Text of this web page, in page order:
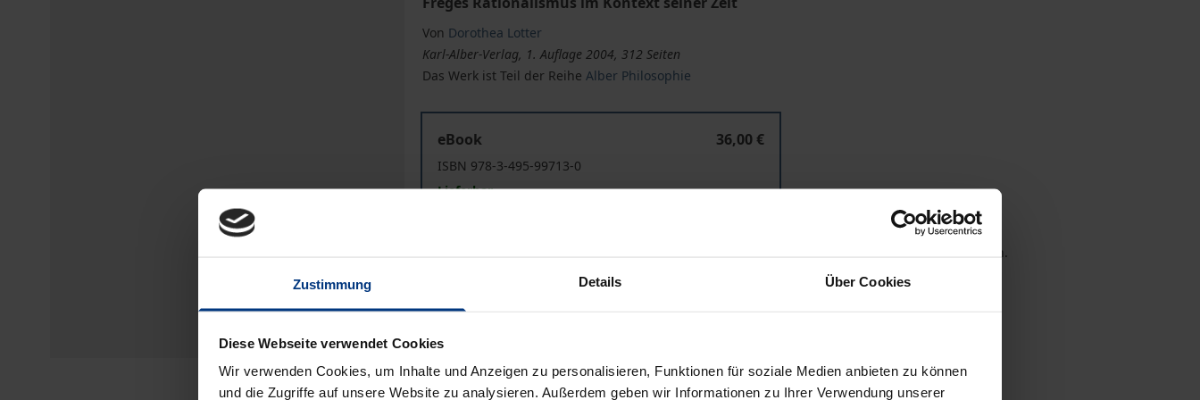
Zustimmung Details Über Cookies
Diese Webseite verwendet Cookies
Wir verwenden Cookies, um Inhalte und Anzeigen zu personalisieren, Funktionen für soziale Medien anbieten zu können
und die Zugriffe auf unsere Website zu analysieren. Außerdem geben wir Informationen zu Ihrer Verwendung unserer
Von Dorothea Lotter
Karl-Alber-Verlag, 1. Auflage 2004, 312 Seiten
Das Werk ist Teil der ReiheAlber Philosophie
eBook
36,00 €
ISBN 978-3-495-99713-0
Lieferbar
Preisangaben inkl. MwSt. Abhängig von der Lieferadresse kann die MwSt. an der Kasse variieren.
In den Warenkorb